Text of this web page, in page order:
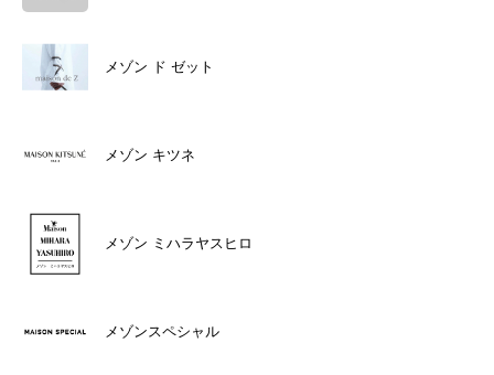
メゾン ド ゼット
メゾン キツネ
メゾン ミハラヤスヒロ
メゾンスペシャル